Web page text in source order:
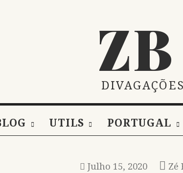
UTILS PORTUGAL
Julho 15, 2020 Zé